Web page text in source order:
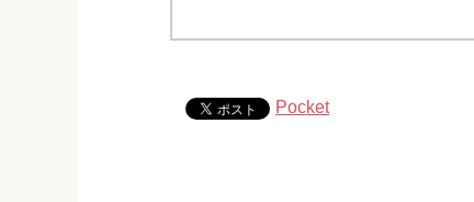
Pocket